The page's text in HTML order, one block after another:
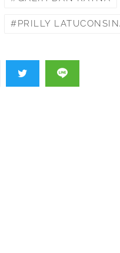
PRILLY